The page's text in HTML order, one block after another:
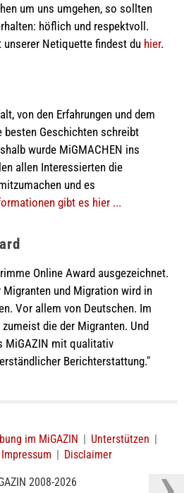
um uns umgehen, so sollten
höflich und respektvoll.
Netiquette findest du hier.
von den Erfahrungen und dem
besten Geschichten schreibt
wurde MiGMACHEN ins
allen Interessierten die
und es
gibt es hier ...
Online Award ausgezeichnet.
Migranten und Migration wird in
Vor allem von Deutschen. Im
die der Migranten. Und
MiGAZIN mit qualitativ
Berichterstattung."
im MiGAZIN | Unterstützen |
Impressum | Disclaimer
2008-2026